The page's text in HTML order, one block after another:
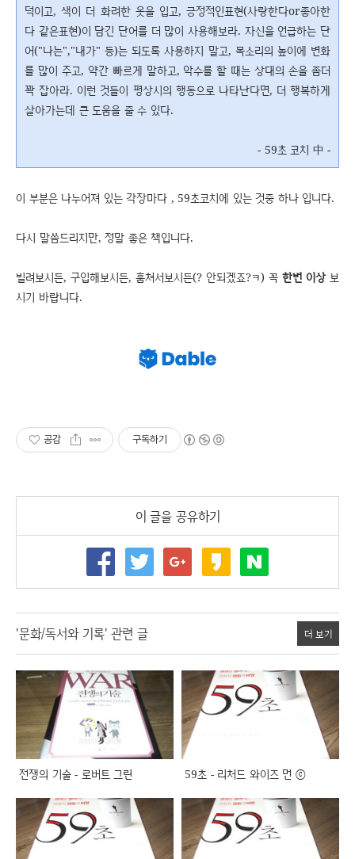
덕이고, 색이 더 화려한 옷을 입고, 긍정적인표현(사랑한다or좋아한
다 같은표현)이 담긴 단어를 더 많이 사용해보라. 자신을 언급하는 단
어("나는","내가" 등)는 되도록 사용하지 말고, 목소리의 높이에 변화
를 많이 주고, 약간 빠르게 말하고, 악수를 할 때는 상대의 손을 좀더
꽉 잡아라. 이런 것들이 평상시의 행동으로 나타난다면, 더 행복하게
살아가는데 큰 도움을 줄 수 있다.
- 59초 코치 中 -
이 부분은 나누어져 있는 각장마다 , 59초코치에 있는 것중 하나 입니다.
다시 말씀드리지만, 정말 좋은 책입니다.
빌려보시든, 구입해보시든, 훔쳐서보시든(? 안되겠죠?ㅋ) 꼭 한번 이상 보
시기 바랍니다.
공감 구독하기
이 글을 공유하기
'문화/독서와 기록' 관련 글 더 보기
전쟁의 기술 - 로버트 그린 59초 - 리처드 와이즈 먼 ⓒ